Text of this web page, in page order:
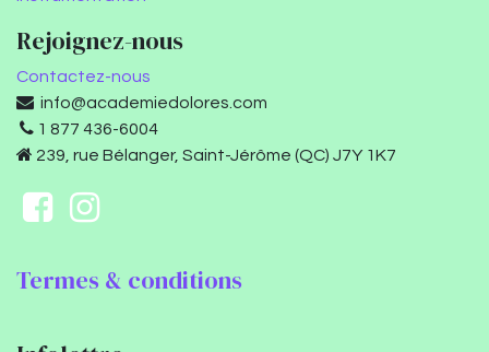
Rejoignez-nous
Contactez-nous
info@academiedolores.com
1 877 436-6004
239, rue Bélanger, Saint-Jérôme (QC) J7Y 1K7
Termes & conditions